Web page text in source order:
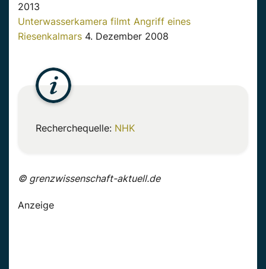
2013
Unterwasserkamera filmt Angriff eines
Riesenkalmars 4. Dezember 2008
Recherchequelle: NHK
© grenzwissenschaft-aktuell.de
Anzeige